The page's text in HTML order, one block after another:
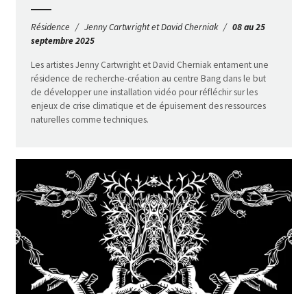
Résidence Jenny Cartwright et David Cherniak
08 au 25
septembre 2025
Les artistes Jenny Cartwright et David Cherniak entament une
résidence de recherche-création au centre Bang dans le but
de développer une installation vidéo pour réfléchir sur les
enjeux de crise climatique et de épuisement des ressources
naturelles comme techniques.